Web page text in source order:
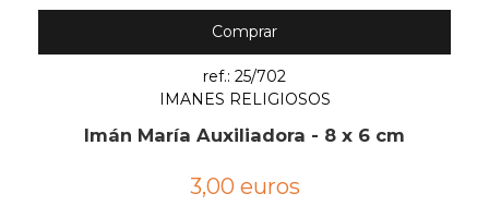
Comprar
ref.: 25/702
IMANES RELIGIOSOS
Imán María Auxiliadora - 8 x 6 cm
3,00 euros